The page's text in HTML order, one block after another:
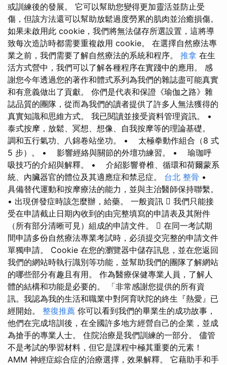
或訓練後的發展。 它可以幫助您變得更加靈活並防止受
傷，但該方法還可以幫助放鬆過度勞累的肌肉並治癒損傷。
如果未啟用此 cookie，我們將無法儲存所選設置，這將導
致每次造訪時都需要重複啟用 cookie。 在選擇自然療法專
業之前，我們需要了解自然療法的系統和程序。 推拿 在生
活方式營中，我們可以了解各種程序在實踐中的應用。 感
謝您今年透過您的著作和體式系列為我們的雜誌盡可能真實
和有意義做出了貢獻。 你們是代表和保證《瑜伽之路》雜
誌品質的團隊，從而為我們的讀者提供了許多人無法獲得的
真實知識和思維方式。 我已閱讀並接受資料管理資訊。 •
泰式按摩，放鬆、冥想、想像、自我按摩等的理論基礎。
調和五行氣功、八錦卷站坐功。 • 太極拳動作組合（8 式
5 步）。 • 影響經絡與關節的外壇功練習。 • 瑜珈呼
吸技巧的介紹與解釋。 • 介紹影響脊椎、循環和荷爾蒙系
統、內臟器官的體位及其適應症和禁忌症。 台北 整骨 •
具備替代運動和按摩療法的能力，並與主治醫師保持聯繫。
• 出現併發症時該怎麼辦，給藥。 一般資訊  我們只能接
受在申請截止日期內收到的由完整填寫的申請表及其附件
（所有部分清晰可見）組成的申請文件。  在同一考試期
間申請多份自然療法專業考試時，必須提交完整的申請文件
單獨申請。 Cookie 在您的瀏覽器中儲存訊息，並在您返回
我們的網站時執行識別等功能，並幫助我們的團隊了解網站
的哪些部分有趣且有用。 作為醫療保健專業人員，了解人
體的結構和功能是必要的。 「非常感謝您提供的所有資
訊。我認為我的生活和職業中對阿育吠陀的終生『熱愛』已
經開始。 整復推薦 你可以看到我們的畢業生的成功故事，
他們在完成培訓後，在全國許多地方經營自己的企業，並成
為搶手的專業人士。 住院治療是我們訓練的一部分。 儘管
不是考試的學習材料，但它是課程中極其重要的元素！
AMM 神經症綜合症的治療選擇，效果解釋。 它藉助手和手